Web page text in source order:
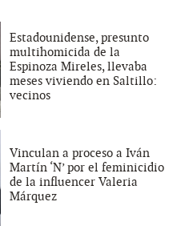
Estadounidense, presunto
multihomicida de la
Espinoza Mireles, llevaba
meses viviendo en Saltillo:
vecinos
Vinculan a proceso a Iván
Martín ‘N’ por el feminicidio
de la influencer Valeria
Márquez